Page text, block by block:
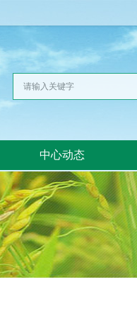
中心动态
湖北粮网:湖北粮网